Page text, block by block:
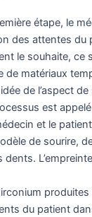
étape, le
des attentes du
le souhaite, ce
de matériaux
de l’aspect
est
et le
de sourire,
dents.
du patient